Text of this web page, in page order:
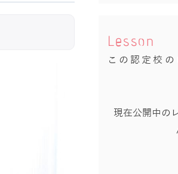
Lesson
この認定校の
現在公開中の